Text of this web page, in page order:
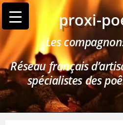
proxi-
Les
Réseau français
spécialistes des